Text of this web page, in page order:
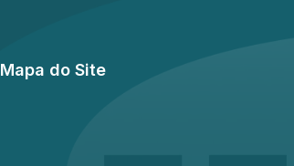
Mapa do Site